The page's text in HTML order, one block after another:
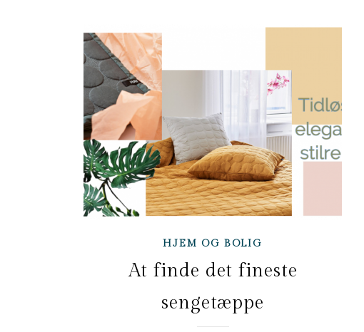
HJEM OG BOLIG
At finde det fineste
sengetæppe